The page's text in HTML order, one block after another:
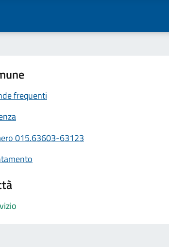
frequenti
015.63603-63123